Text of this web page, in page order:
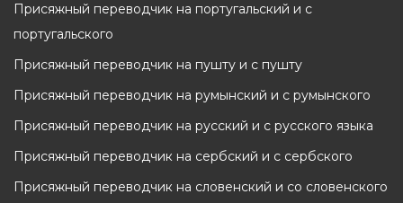
Присяжный переводчик на португальский и с
португальского
Присяжный переводчик на пушту и с пушту
Присяжный переводчик на румынский и с румынского
Присяжный переводчик на русский и с русского языка
Присяжный переводчик на сербский и с сербского
Присяжный переводчик на словенский и со словенского